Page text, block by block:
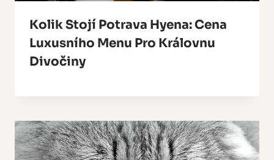
Kolik Stojí Potrava Hyena: Cena
Luxusního Menu Pro Královnu
Divočiny